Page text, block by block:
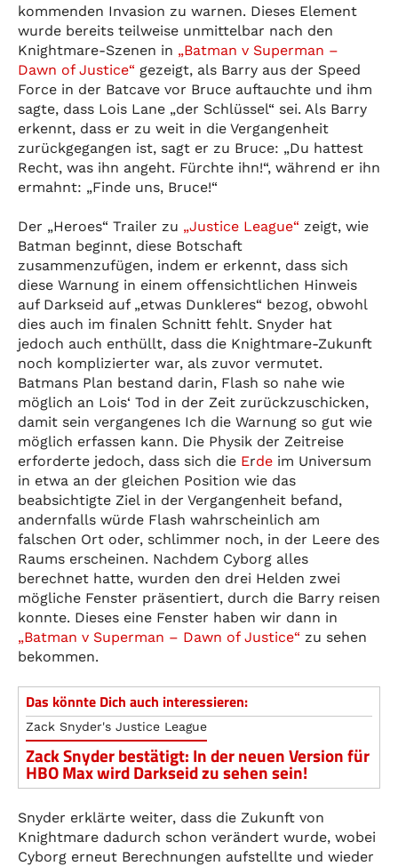
kommenden Invasion zu warnen. Dieses Element
wurde bereits teilweise unmittelbar nach den
Knightmare-Szenen in „Batman v Superman –
Dawn of Justice“ gezeigt, als Barry aus der Speed
Force in der Batcave vor Bruce auftauchte und ihm
sagte, dass Lois Lane „der Schlüssel“ sei. Als Barry
erkennt, dass er zu weit in die Vergangenheit
zurückgegangen ist, sagt er zu Bruce: „Du hattest
Recht, was ihn angeht. Fürchte ihn!“, während er ihn
ermahnt: „Finde uns, Bruce!“
Der „Heroes“ Trailer zu „Justice League“ zeigt, wie
Batman beginnt, diese Botschaft
zusammenzufügen, indem er erkennt, dass sich
diese Warnung in einem offensichtlichen Hinweis
auf Darkseid auf „etwas Dunkleres“ bezog, obwohl
dies auch im finalen Schnitt fehlt. Snyder hat
jedoch auch enthüllt, dass die Knightmare-Zukunft
noch komplizierter war, als zuvor vermutet.
Batmans Plan bestand darin, Flash so nahe wie
möglich an Lois‘ Tod in der Zeit zurückzuschicken,
damit sein vergangenes Ich die Warnung so gut wie
möglich erfassen kann. Die Physik der Zeitreise
erforderte jedoch, dass sich die Erde im Universum
in etwa an der gleichen Position wie das
beabsichtigte Ziel in der Vergangenheit befand,
andernfalls würde Flash wahrscheinlich am
falschen Ort oder, schlimmer noch, in der Leere des
Raums erscheinen. Nachdem Cyborg alles
berechnet hatte, wurden den drei Helden zwei
mögliche Fenster präsentiert, durch die Barry reisen
konnte. Dieses eine Fenster haben wir dann in
„Batman v Superman – Dawn of Justice“ zu sehen
bekommen.
Das könnte Dich auch interessieren:
Zack Snyder's Justice League
Zack Snyder bestätigt: In der neuen Version für
HBO Max wird Darkseid zu sehen sein!
Snyder erklärte weiter, dass die Zukunft von
Knightmare dadurch schon verändert wurde, wobei
Cyborg erneut Berechnungen aufstellte und wieder